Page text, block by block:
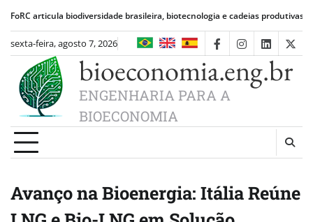
content
biodiversidade brasileira, biotecnologia e cadeias produtivas de alimentos
sexta-feira, agosto 7, 2026 facebookinstagram
linkedin
bioeconomia.eng.br
ENGENHARIA PARA A
BIOECONOMIA
Avanço na Bioenergia: Itália Reúne